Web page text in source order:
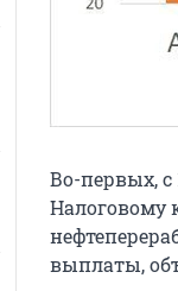
Во-первых, с
Налоговому
выплаты,